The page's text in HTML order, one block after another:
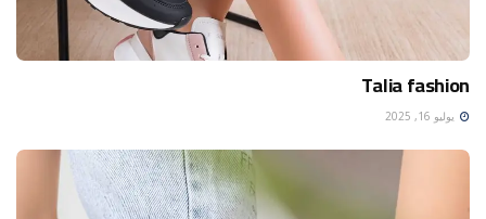
Talia fashion
يوليو 16, 2025